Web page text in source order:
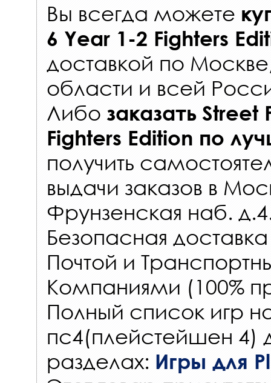
Вы всегда можете
6 Year 1-2 Fighters
доставкой по
области и всей
Либо заказать Street
Fighters Edition по
получить
выдачи заказов в
Фрунзенская наб.
Безопасная
Почтой и
Компаниями (100%
Полный список игр
пс4(плейстейшен 4)
разделах: Игры для